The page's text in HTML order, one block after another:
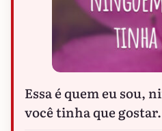
Essa é quem eu sou,
você tinha que gostar.